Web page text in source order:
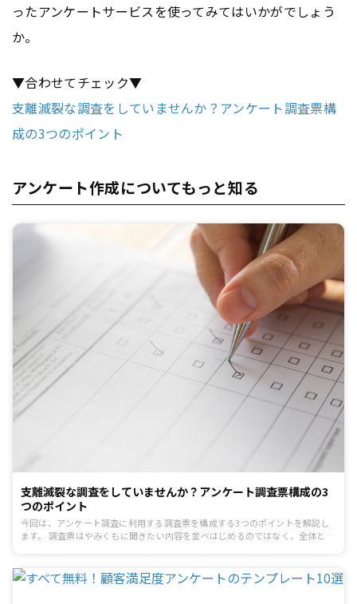
ったアンケートサービスを使ってみてはいかがでしょう
か。
▼合わせてチェック▼
支離滅裂な調査をしていませんか？アンケート調査票構
成の3つのポイント
アンケート作成についてもっと知る
支離滅裂な調査をしていませんか？アンケート調査票構成の3
つのポイント
今回は、アンケート調査に利用する調査票を構成する3つのポイントを解説し
ます。 調査票はやみくもに聞きたい内容を並べはじめるのではなく、全体とし